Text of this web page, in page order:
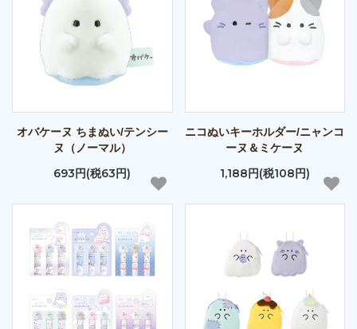
オバケーヌ ちまぬい/テンシー
ヌ（ノーマル）
693円(税63円)
ニコぬいキーホルダー/ニャンコ
ーヌ＆ミケーヌ
1,188円(税108円)